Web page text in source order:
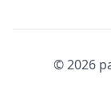
© 2026